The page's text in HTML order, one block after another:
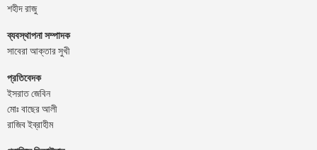
শহীদ রাজু
ব্যবস্থাপনা সম্পাদক
সাবেরা আক্তার সুখী
প্রতিবেদক
ইসরাত জেবিন
মোঃ বাছের আলী
রাজিব ইব্রাহীম